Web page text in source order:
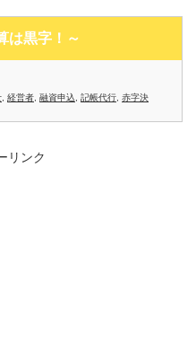
は黒字！～
経営者 融資申込 記帳代行 赤字決
リンク